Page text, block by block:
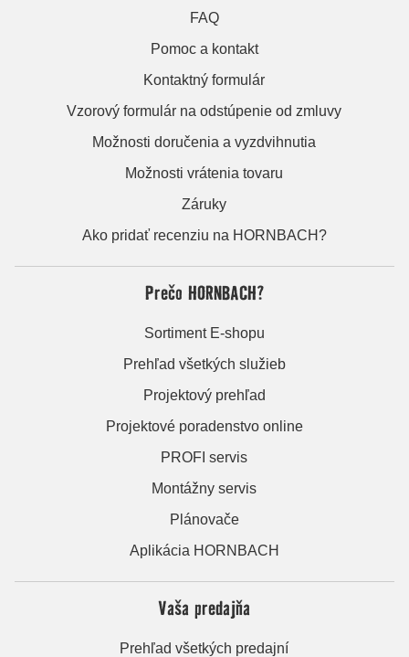
FAQ
Pomoc a kontakt
Kontaktný formulár
Vzorový formulár na odstúpenie od zmluvy
Možnosti doručenia a vyzdvihnutia
Možnosti vrátenia tovaru
Záruky
Ako pridať recenziu na HORNBACH?
Prečo HORNBACH?
Sortiment E-shopu
Prehľad všetkých služieb
Projektový prehľad
Projektové poradenstvo online
PROFI servis
Montážny servis
Plánovače
Aplikácia HORNBACH
Vaša predajňa
Prehľad všetkých predajní